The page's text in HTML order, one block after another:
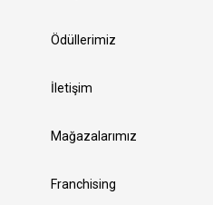
Ödüllerimiz
İletişim
Mağazalarımız
Franchising